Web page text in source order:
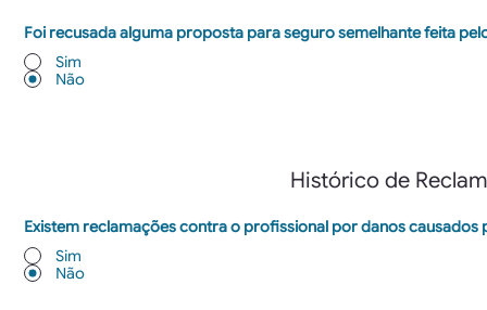
Foi recusada alguma proposta para seguro semelhante feita
Sim
Não
Histórico de
Existem reclamações contra o profissional por danos causados
Sim
Não